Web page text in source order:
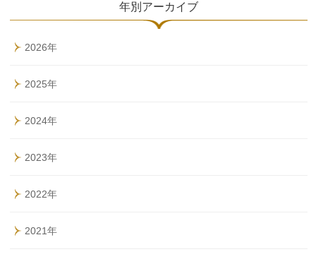
年別アーカイブ
2026年
2025年
2024年
2023年
2022年
2021年